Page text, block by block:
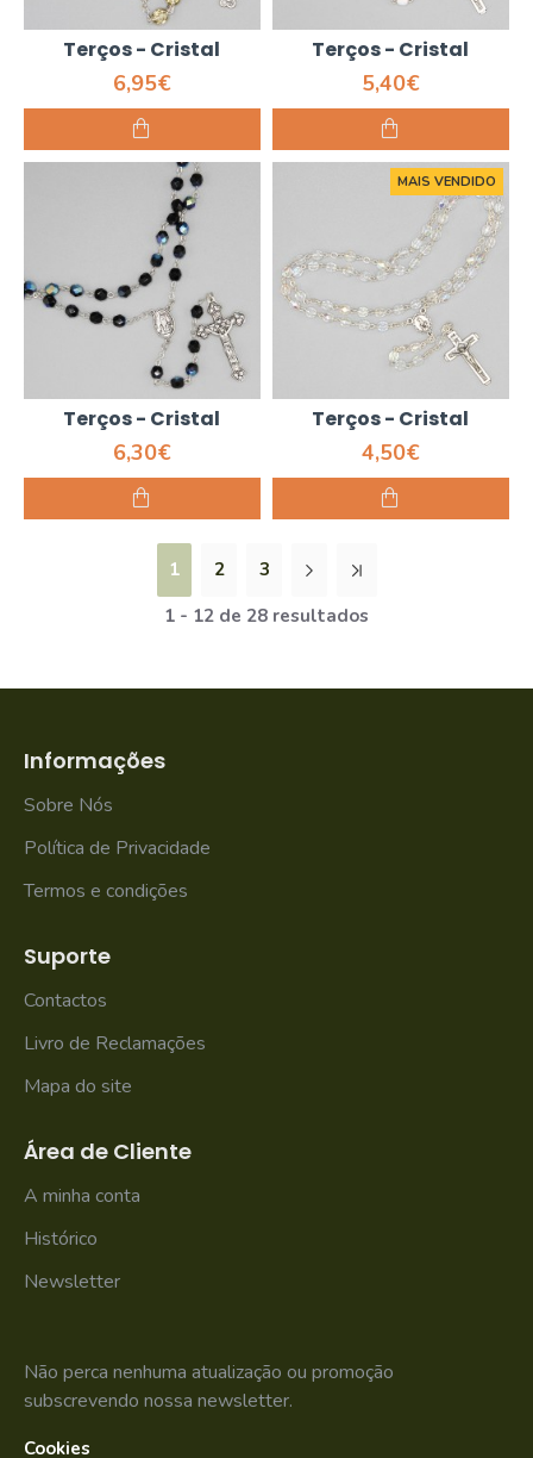
Terços - Cristal
6,95€
Terços - Cristal
5,40€
Terços - Cristal
6,30€
MAIS VENDIDO
Terços - Cristal
4,50€
1 2
3
1 - 12 de 28 resultados
Informações
Sobre Nós
Política de Privacidade
Termos e condições
Suporte
Contactos
Livro de Reclamações
Mapa do site
Área de Cliente
A minha conta
Histórico
Newsletter
Não perca nenhuma atualização ou promoção
subscrevendo nossa newsletter.
Cookies